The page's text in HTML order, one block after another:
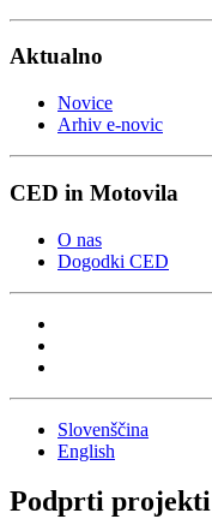
Aktualno
Novice
Arhiv e-novic
CED in Motovila
O nas
Dogodki CED
Slovenščina
English
Podprti projekti